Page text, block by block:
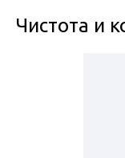
Чистота и